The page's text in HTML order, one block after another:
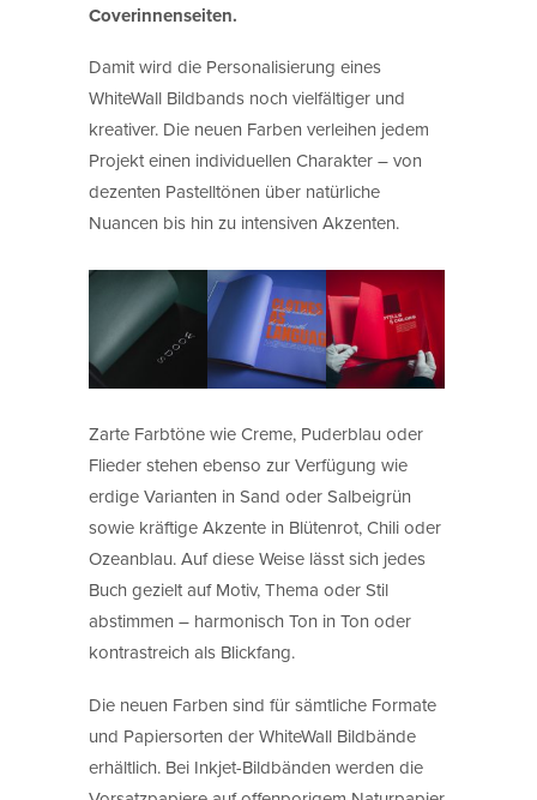
Coverinnenseiten.
Damit wird die Personalisierung eines
WhiteWall Bildbands noch vielfältiger und
kreativer. Die neuen Farben verleihen jedem
Projekt einen individuellen Charakter – von
dezenten Pastelltönen über natürliche
Nuancen bis hin zu intensiven Akzenten.
Zarte Farbtöne wie Creme, Puderblau oder
Flieder stehen ebenso zur Verfügung wie
erdige Varianten in Sand oder Salbeigrün
sowie kräftige Akzente in Blütenrot, Chili oder
Ozeanblau. Auf diese Weise lässt sich jedes
Buch gezielt auf Motiv, Thema oder Stil
abstimmen – harmonisch Ton in Ton oder
kontrastreich als Blickfang.
Die neuen Farben sind für sämtliche Formate
und Papiersorten der WhiteWall Bildbände
erhältlich. Bei Inkjet-Bildbänden werden die